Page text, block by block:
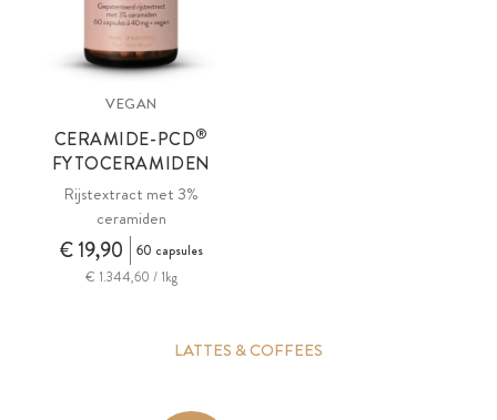
VEGAN
CERAMIDE-PCD®
FYTOCERAMIDEN
Rijstextract met 3%
ceramiden
€ 19,90
60 capsules
€ 1.344,60 / 1kg
LATTES & COFFEES